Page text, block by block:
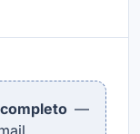
—